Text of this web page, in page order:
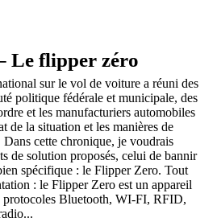
Le flipper zéro
sur le vol de voiture a réuni des
politique fédérale et municipale, des
et les manufacturiers automobiles
de la situation et les manières de
cette chronique, je voudrais
de solution proposés, celui de bannir
spécifique : le Flipper Zero. Tout
: le Flipper Zero est un appareil
protocoles Bluetooth, WI-FI, RFID,